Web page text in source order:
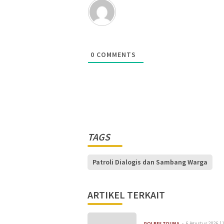
0 COMMENTS
TAGS
Patroli Dialogis dan Sambang Warga
ARTIKEL TERKAIT